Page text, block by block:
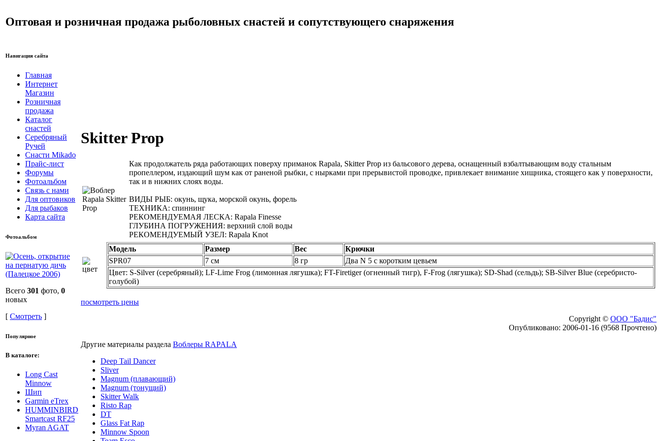
Оптовая и розничная продажа рыболовных снастей и сопутствующего снаряжения
Навигация сайта
Главная
Интернет
Магазин
Розничная
продажа
Каталог
снастей
Серебряный
Ручей
Снасти Mikado
Прайс-лист
Форумы
Фотоальбом
Связь с нами
Для оптовиков
Для рыбаков
Карта сайта
Фотоальбом
Всего 301 фото, 0
новых
[ Смотреть ]
Популярное
В каталоге:
Long Cast
Minnow
Шип
Garmin eTrex
HUMMINBIRD
Smartcast RF25
Myran AGAT
Skitter Prop
Как продолжатель ряда работающих поверху приманок Rapala, Skitter Prop из бальсового дерева, оснащенный взбалтывающим воду стальным
пропеллером, издающий шум как от раненой рыбки, с нырками при прерывистой проводке, привлекает внимание хищника, стоящего как у поверхности,
так и в нижних слоях воды.
ВИДЫ РЫБ: окунь, щука, морской окунь, форель
ТЕХНИКА: спиннинг
РЕКОМЕНДУЕМАЯ ЛЕСКА: Rapala Finesse
ГЛУБИНА ПОГРУЖЕНИЯ: верхний слой воды
РЕКОМЕНДУЕМЫЙ УЗЕЛ: Rapala Knot
Модель
Размер Вес
Крючки
SPR07
7 см 8 гр
Два N 5 с коротким цевьем
Цвет: S-Silver (серебряный); LF-Lime Frog (лимонная лягушка); FT-Firetiger (огненный тигр), F-Frog (лягушка); SD-Shad (сельдь); SB-Silver Blue (серебристо-
голубой)
посмотреть цены
Copyright © ООО "Бадис"
Опубликовано: 2006-01-16 (9568 Прочтено)
Другие материалы раздела Воблеры RAPALA
Deep Tail Dancer
Sliver
Magnum (плавающий)
Magnum (тонущий)
Skitter Walk
Risto Rap
DT
Glass Fat Rap
Minnow Spoon